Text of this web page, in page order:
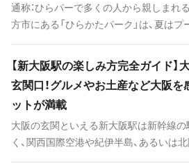
通称：ひらパーで多くの人から親しまれ
方市にある「ひらかたパーク」は、夏はプ
から大人まで一年中楽しめるテーマパー
ほど規模は大きくありませんが、とてつ
したり、アトラクションに何時間も並ぶ
レスが無いのがうれしいところ。 園内の
はじめとしたイベントやレストラン情報
魅力をたっぷりご紹介します。
【新大阪駅の楽しみ方完全ガイド】
玄関口！グルメやお土産など大阪を
ットが満載
大阪の玄関といえる新大阪駅は新幹線の
く、関西国際空港や紀伊半島、あるいは